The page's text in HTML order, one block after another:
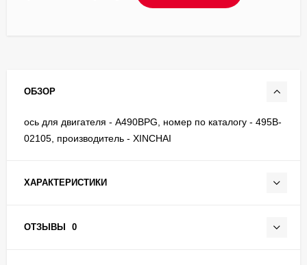
ОБЗОР
ось для двигателя - A490BPG, номер по каталогу - 495B-
02105, производитель - XINCHAI
ХАРАКТЕРИСТИКИ
ОТЗЫВЫ 0